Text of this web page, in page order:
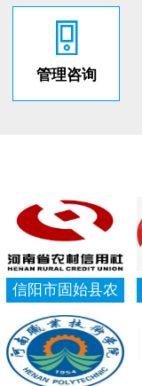
管理咨询
信阳市固始县农
村信用社资产清
查审计